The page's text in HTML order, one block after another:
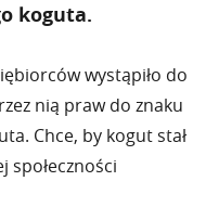
koguta.
wystąpiło do
nią praw do znaku
Chce, by kogut stał
społeczności